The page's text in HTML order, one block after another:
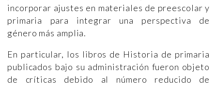
incorporar ajustes en materiales de preescolar y
primaria para integrar una perspectiva de
género más amplia.
En particular, los libros de Historia de primaria
publicados bajo su administración fueron objeto
de críticas debido al número reducido de